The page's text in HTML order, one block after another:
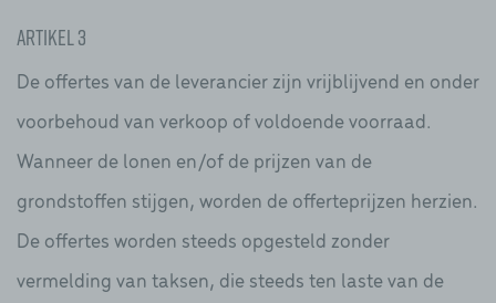
Artikel 3
De offertes van de leverancier zijn vrijblijvend en onder
voorbehoud van verkoop of voldoende voorraad.
Wanneer de lonen en/of de prijzen van de
grondstoffen stijgen, worden de offerteprijzen herzien.
De offertes worden steeds opgesteld zonder
vermelding van taksen, die steeds ten laste van de